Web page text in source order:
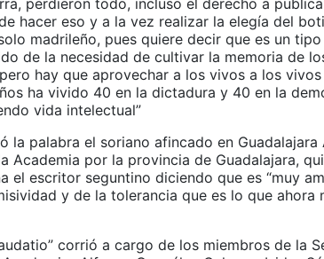
perdieron todo, incluso el derecho a
hacer eso y a la vez realizar la elegía del
madrileño, pues quiere decir que es un tipo
de la necesidad de cultivar la memoria de
hay que aprovechar a los vivos a los vivos
ha vivido 40 en la dictadura y 40 en la
vida intelectual”
la palabra el soriano afincado en Guadalajara
Academia por la provincia de Guadalajara,
el escritor seguntino diciendo que es “muy
y de la tolerancia que es lo que ahora
corrió a cargo de los miembros de la